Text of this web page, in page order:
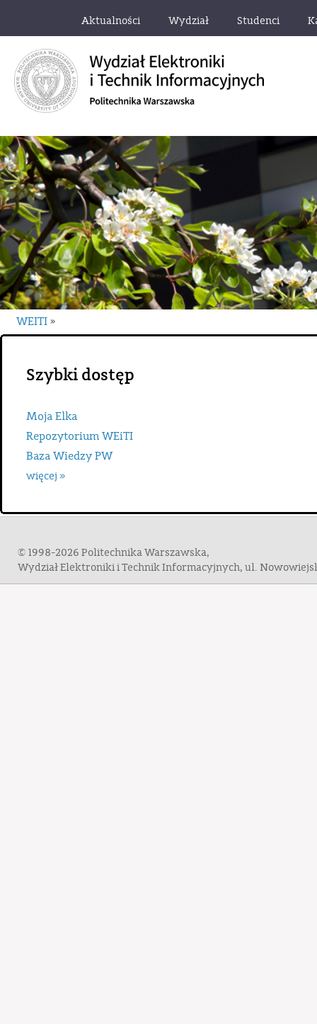
Aktualności Wydział Studenci
WEITI »
Szybki dostęp
Moja Elka
Repozytorium WEiTI
Baza Wiedzy PW
więcej »
© 1998-2026 Politechnika Warszawska,
Wydział Elektroniki i Technik Informacyjnych, ul.